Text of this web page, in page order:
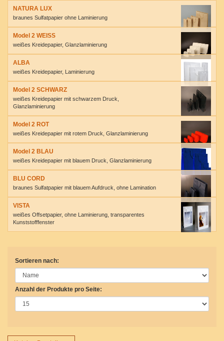
NATURA LUX
braunes Sulfatpapier ohne Laminierung
Model 2 WEISS
weißes Kreidepapier, Glanzlaminierung
ALBA
weißes Kreidepapier, Laminierung
Model 2 SCHWARZ
weißes Kreidepapier mit schwarzem Druck,
Glanzlaminierung
Model 2 ROT
weißes Kreidepapier mit rotem Druck, Glanzlaminierung
Model 2 BLAU
weißes Kreidepapier mit blauem Druck, Glanzlaminierung
BLU CORD
braunes Sulfatpapier mit blauem Aufdruck, ohne Lamination
VISTA
weißes Offsetpapier, ohne Laminierung, transparentes
Kunststofffenster
Sortieren nach:
Anzahl der Produkte pro Seite: